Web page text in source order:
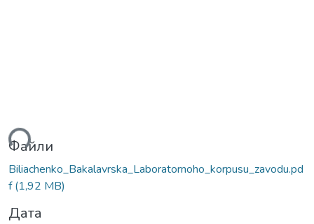
Файли
Biliachenko_Bakalavrska_Laboratornoho_korpusu_zavodu.pd
f(1,92 MB)
Дата